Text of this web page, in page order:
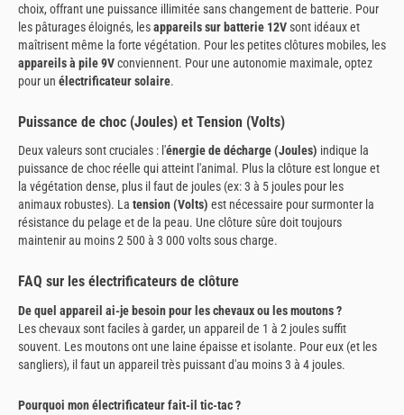
choix, offrant une puissance illimitée sans changement de batterie. Pour
les pâturages éloignés, lesappareils sur batterie 12Vsont idéaux et
maîtrisent même la forte végétation. Pour les petites clôtures mobiles, les
appareils à pile 9Vconviennent. Pour une autonomie maximale, optez
pour un électrificateur solaire.
Puissance de choc (Joules) et Tension (Volts)
Deux valeurs sont cruciales : l'énergie de décharge (Joules) indique la
puissance de choc réelle qui atteint l'animal. Plus la clôture est longue et
la végétation dense, plus il faut de joules (ex: 3 à 5 joules pour les
animaux robustes). La tension (Volts) est nécessaire pour surmonter la
résistance du pelage et de la peau. Une clôture sûre doit toujours
maintenir au moins 2 500 à 3 000 volts sous charge.
FAQ sur les électrificateurs de clôture
De quel appareil ai-je besoin pour les chevaux ou les moutons ?
Les chevaux sont faciles à garder, un appareil de 1 à 2 joules suffit
souvent. Les moutons ont une laine épaisse et isolante. Pour eux (et les
sangliers), il faut un appareil très puissant d'au moins 3 à 4 joules.
Pourquoi mon électrificateur fait-il tic-tac ?